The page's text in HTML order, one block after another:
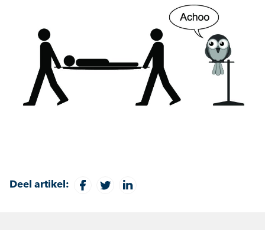
Deel artikel: